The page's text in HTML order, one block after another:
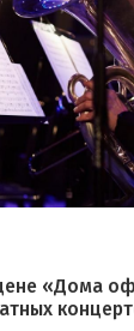
«Дома